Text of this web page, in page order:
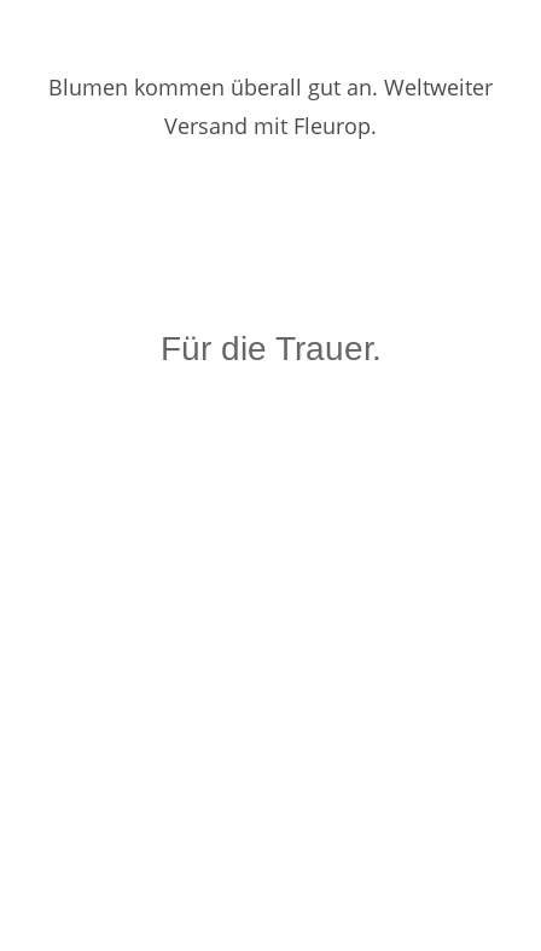
Blumen kommen überall gut an. Weltweiter
Versand mit Fleurop.
Für die Trauer.